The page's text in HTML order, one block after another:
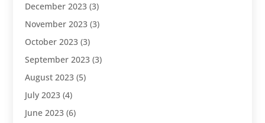
December 2023 (3)
November 2023 (3)
October 2023 (3)
September 2023 (3)
August 2023 (5)
July 2023 (4)
June 2023 (6)